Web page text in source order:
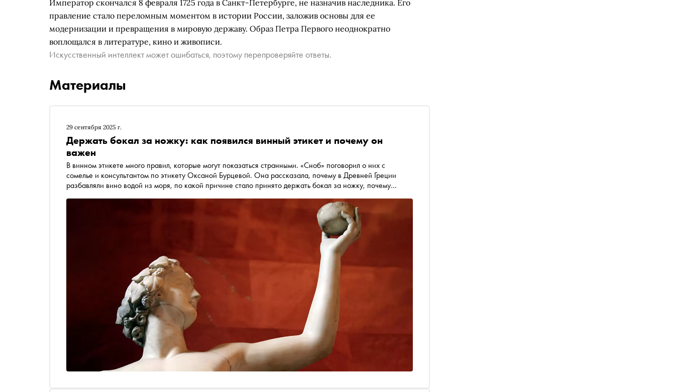
Император скончался 8 февраля 1725 года в Санкт-Петербурге, не назначив наследника. Его
правление стало переломным моментом в истории России, заложив основы для ее
модернизации и превращения в мировую державу. Образ Петра Первого неоднократно
воплощался в литературе, кино и живописи.
Искусственный интеллект может ошибаться, поэтому перепроверяйте ответы.
Материалы
29 сентября 2025 г.
Держать бокал за ножку: как появился винный этикет и почему он
важен
В винном этикете много правил, которые могут показаться странными. «Сноб» поговорил о них с
сомелье и консультантом по этикету Оксаной Бурцевой. Она рассказала, почему в Древней Греции
разбавляли вино водой из моря, по какой причине стало принято держать бокал за ножку, почему